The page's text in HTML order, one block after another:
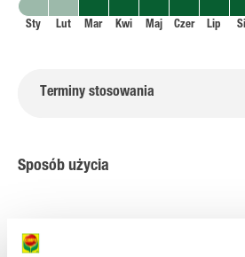
Sty Lut Mar Kwi Maj Czer Lip
Terminy stosowania
Sposób użycia